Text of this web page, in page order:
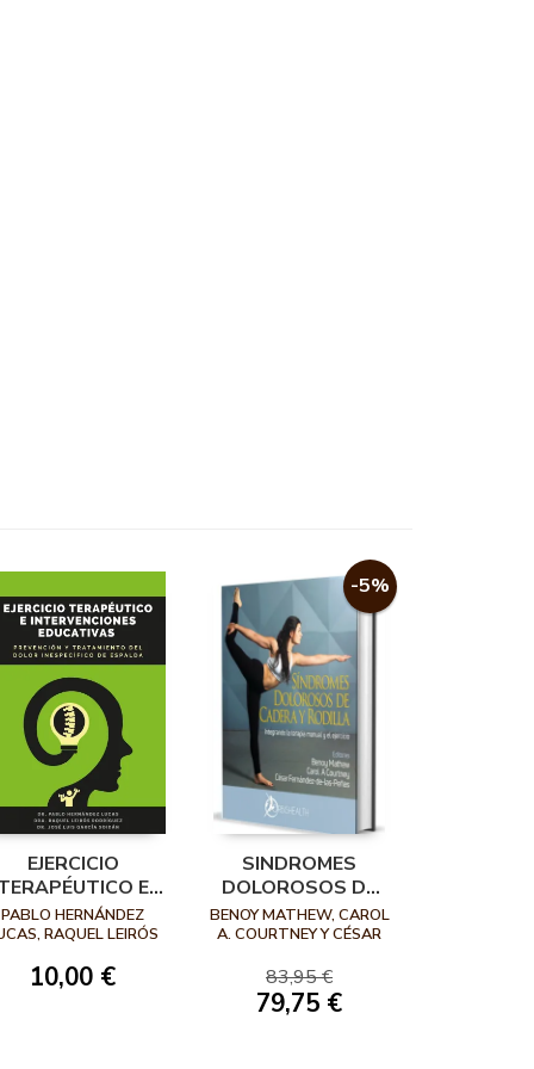
EJERCICIO
E
EDUCATIVAS:
PREVENCIÓN Y
TRATAMIENTO
PABLO HERNÁNDEZ
RAQUEL LEIRÓS
GARCÍA SOIDÁN
10,00 €
-5%
SINDROMES
DOLOROSOS DE
CADERA Y
RODILLA
BENOY MATHEW, CAROL
A. COURTNEY Y CÉSAR
PEÑAS
83,95 €
79,75 €